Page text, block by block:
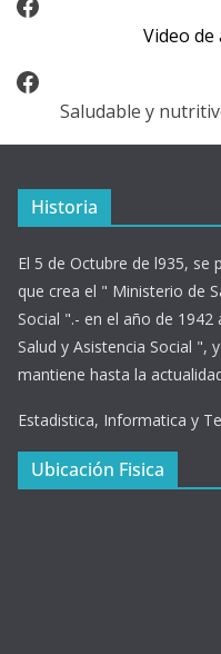
Video
Facebook
Saludable y
Historia
El 5 de Octubre de l935, se
que crea el " Ministerio de
Social ".- en el año de
Salud y Asistencia Social ",
mantiene hasta la
Estadistica, Informatica y
Ubicación Fisica